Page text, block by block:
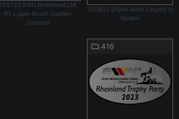
EWU Rheinland LM,
RV Lippe-Bruch-Gahlen,
Dorsten
230903 DQHA Nord Futurity in
Verden
416